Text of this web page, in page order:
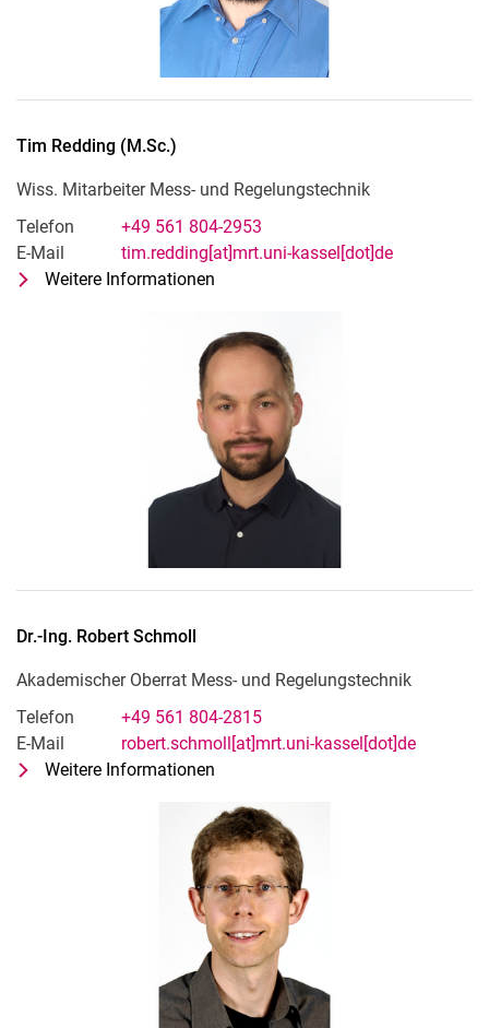
Tim Redding (M.Sc.)
Wiss. Mitarbeiter Mess- und Regelungstechnik
Telefon
+49 561 804-2953
E-Mail
tim.redding[at]mrt.uni-kassel[dot]de
Weitere Informationen
Dr.-Ing. Robert Schmoll
Akademischer Oberrat Mess- und Regelungstechnik
Telefon
+49 561 804-2815
E-Mail
robert.schmoll[at]mrt.uni-kassel[dot]de
Weitere Informationen